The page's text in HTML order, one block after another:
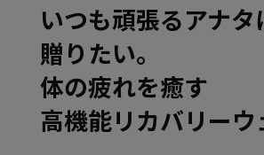
いつも頑張るアナタ
贈りたい。
体の疲れを癒す
高機能リカバリーウ